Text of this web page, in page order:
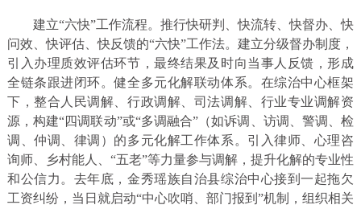
建立“六快”工作流程。推行快研判、快流转、快督办、快
问效、快评估、快反馈的“六快”工作法。建立分级督办制度，
引入办理质效评估环节，最终结果及时向当事人反馈，形成
全链条跟进闭环。健全多元化解联动体系。在综治中心框架
下，整合人民调解、行政调解、司法调解、行业专业调解资
源，构建“四调联动”或“多调融合”（如诉调、访调、警调、检
调、仲调、律调）的多元化解工作体系。引入律师、心理咨
询师、乡村能人、“五老”等力量参与调解，提升化解的专业性
和公信力。去年底，金秀瑶族自治县综治中心接到一起拖欠
工资纠纷，当日就启动“中心吹哨、部门报到”机制，组织相关